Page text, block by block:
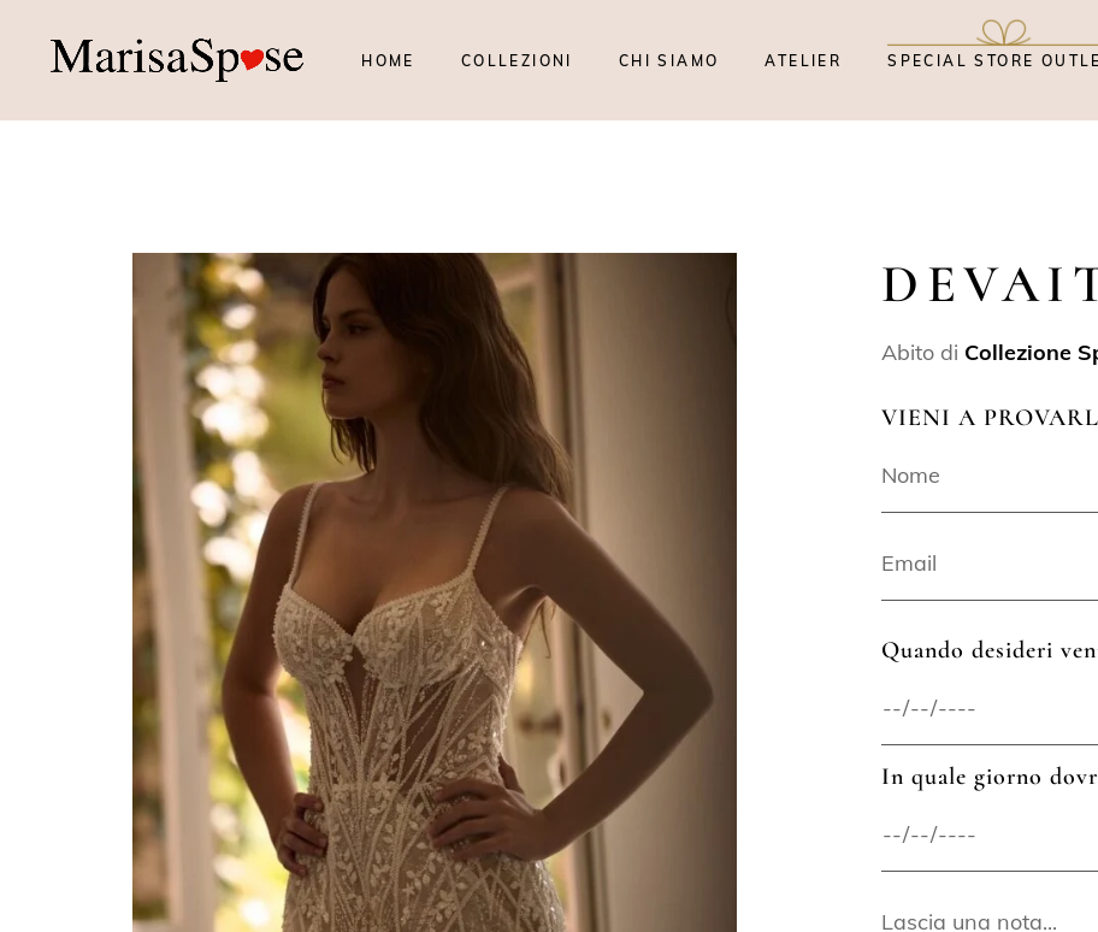
HOME COLLEZIONI CHI SIAMO ATELIER SPECIAL STORE
Abito di Collezione
VIENI A
Quando desideri
In quale giorno